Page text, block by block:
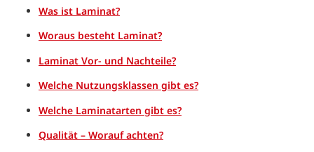
Was ist Laminat?
Woraus besteht Laminat?
Laminat Vor- und Nachteile?
Welche Nutzungsklassen gibt es?
Welche Laminatarten gibt es?
Qualität – Worauf achten?